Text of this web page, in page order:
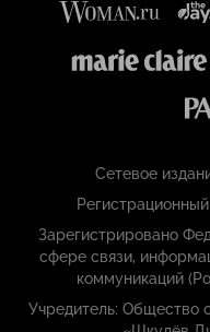
Сетевое
Зарегистрировано
сфере связи,
коммуникаций
Учредитель: Общество